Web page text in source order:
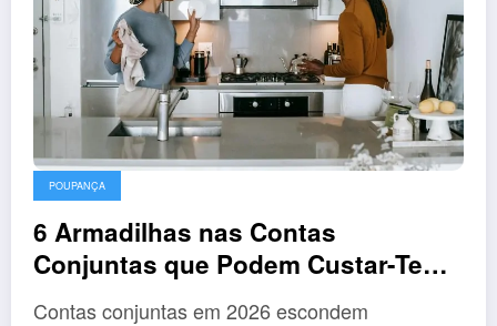
POUPANÇA
6 Armadilhas nas Contas
Conjuntas que Podem Custar-Te
€1.500 Este Ano
Contas conjuntas em 2026 escondem